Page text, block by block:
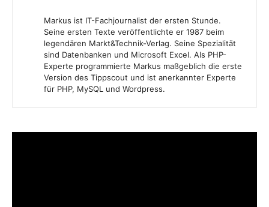
Markus ist IT-Fachjournalist der ersten Stunde.
Seine ersten Texte veröffentlichte er 1987 beim
legendären Markt&Technik-Verlag. Seine Spezialität
sind Datenbanken und Microsoft Excel. Als PHP-
Experte programmierte Markus maßgeblich die erste
Version des Tippscout und ist anerkannter Experte
für PHP, MySQL und Wordpress.